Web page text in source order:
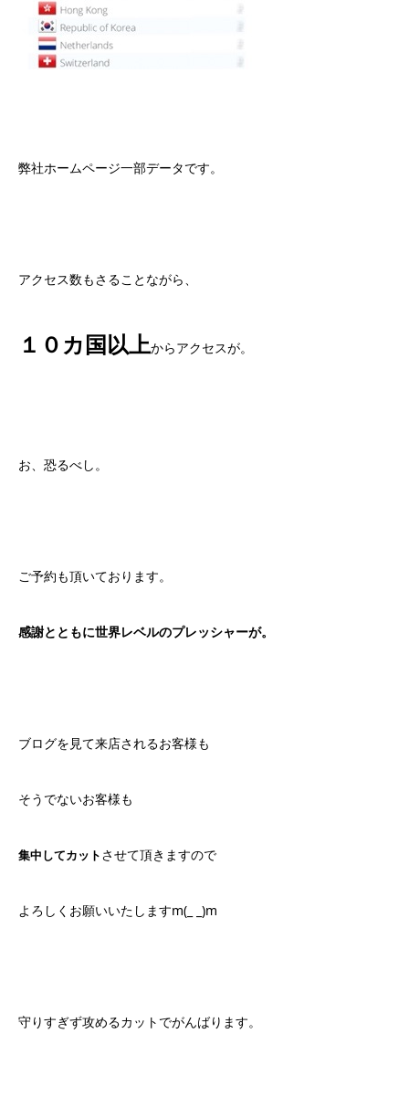
弊社ホームページ一部データです。
アクセス数もさることながら、
１０カ国以上からアクセスが。
お、恐るべし。
ご予約も頂いております。
感謝とともに世界レベルのプレッシャーが。
ブログを見て来店されるお客様も
そうでないお客様も
集中してカットさせて頂きますので
よろしくお願いいたしますm(_ _)m
守りすぎず攻めるカットでがんばります。